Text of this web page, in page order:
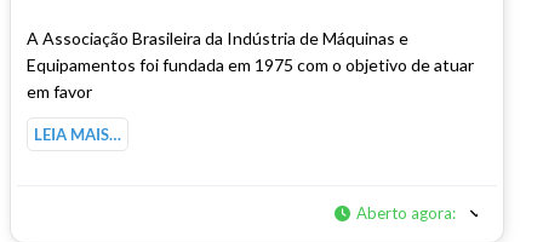
A Associação Brasileira da Indústria de Máquinas e
Equipamentos foi fundada em 1975 com o objetivo de atuar
em favor
LEIA MAIS…
Aberto agora: